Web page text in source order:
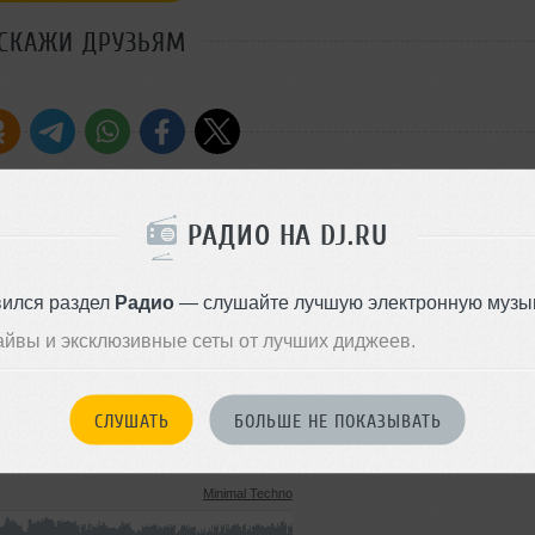
РАДИО НА DJ.RU
раздел Радио— слушайте лучшую электронную
и эксклюзивные сеты от лучших диджеев.
СЛУШАТЬ БОЛЬШЕ НЕ ПОКАЗЫВАТЬ
ДРУЗЬЯМ
Techno
12 MB, 128 kbps MP3 44
02 марта 2010
Minimal Techno